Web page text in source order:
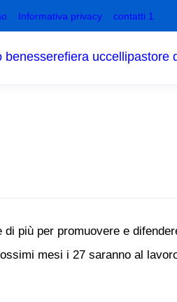
Informativa privacy contatti 1
benesserefiera uccellipastore
più per promuovere e
mesi i 27 saranno al